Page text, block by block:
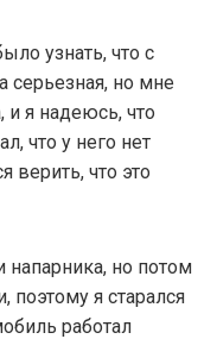
узнать, что с
серьезная, но мне
и я надеюсь, что
что у него нет
верить, что это
напарника, но потом
поэтому я старался
работал